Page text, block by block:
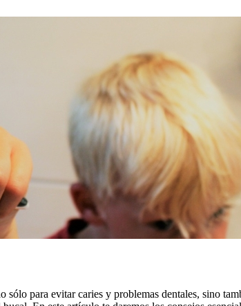
para evitar caries y problemas dentales, sino